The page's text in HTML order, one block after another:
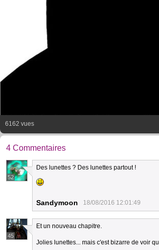
6162 vues
4 Commentaires
52
Des lunettes ? Des lunettes partout !
Sandymoon 18/08/2016 12:01:49
45
Et un nouveau chapitre.
Jolies lunettes... mais c'est bizarre de voir